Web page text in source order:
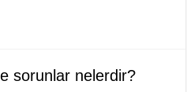
sorunlar nelerdir?